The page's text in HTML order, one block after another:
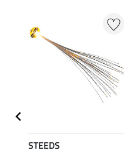
STEEDS